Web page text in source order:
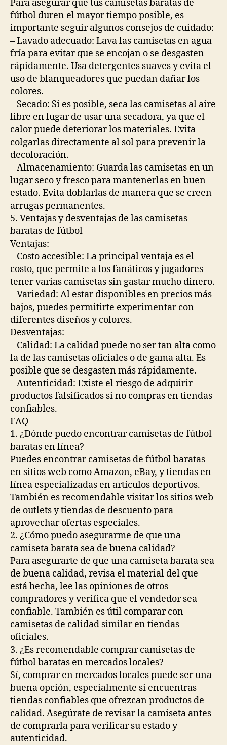
Para asegurar que tus camisetas baratas de
fútbol duren el mayor tiempo posible, es
importante seguir algunos consejos de cuidado:
– Lavado adecuado: Lava las camisetas en agua
fría para evitar que se encojan o se desgasten
rápidamente. Usa detergentes suaves y evita el
uso de blanqueadores que puedan dañar los
colores.
– Secado: Si es posible, seca las camisetas al aire
libre en lugar de usar una secadora, ya que el
calor puede deteriorar los materiales. Evita
colgarlas directamente al sol para prevenir la
decoloración.
– Almacenamiento: Guarda las camisetas en un
lugar seco y fresco para mantenerlas en buen
estado. Evita doblarlas de manera que se creen
arrugas permanentes.
5. Ventajas y desventajas de las camisetas
baratas de fútbol
Ventajas:
– Costo accesible: La principal ventaja es el
costo, que permite a los fanáticos y jugadores
tener varias camisetas sin gastar mucho dinero.
– Variedad: Al estar disponibles en precios más
bajos, puedes permitirte experimentar con
diferentes diseños y colores.
Desventajas:
– Calidad: La calidad puede no ser tan alta como
la de las camisetas oficiales o de gama alta. Es
posible que se desgasten más rápidamente.
– Autenticidad: Existe el riesgo de adquirir
productos falsificados si no compras en tiendas
confiables.
FAQ
1. ¿Dónde puedo encontrar camisetas de fútbol
baratas en línea?
Puedes encontrar camisetas de fútbol baratas
en sitios web como Amazon, eBay, y tiendas en
línea especializadas en artículos deportivos.
También es recomendable visitar los sitios web
de outlets y tiendas de descuento para
aprovechar ofertas especiales.
2. ¿Cómo puedo asegurarme de que una
camiseta barata sea de buena calidad?
Para asegurarte de que una camiseta barata sea
de buena calidad, revisa el material del que
está hecha, lee las opiniones de otros
compradores y verifica que el vendedor sea
confiable. También es útil comparar con
camisetas de calidad similar en tiendas
oficiales.
3. ¿Es recomendable comprar camisetas de
fútbol baratas en mercados locales?
Sí, comprar en mercados locales puede ser una
buena opción, especialmente si encuentras
tiendas confiables que ofrezcan productos de
calidad. Asegúrate de revisar la camiseta antes
de comprarla para verificar su estado y
autenticidad.